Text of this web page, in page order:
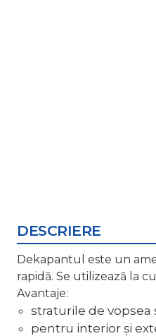
DESCRIERE
Dekapantul este un
rapidă. Se utilizează la
Avantaje:
straturile de vopsea
pentru interior și